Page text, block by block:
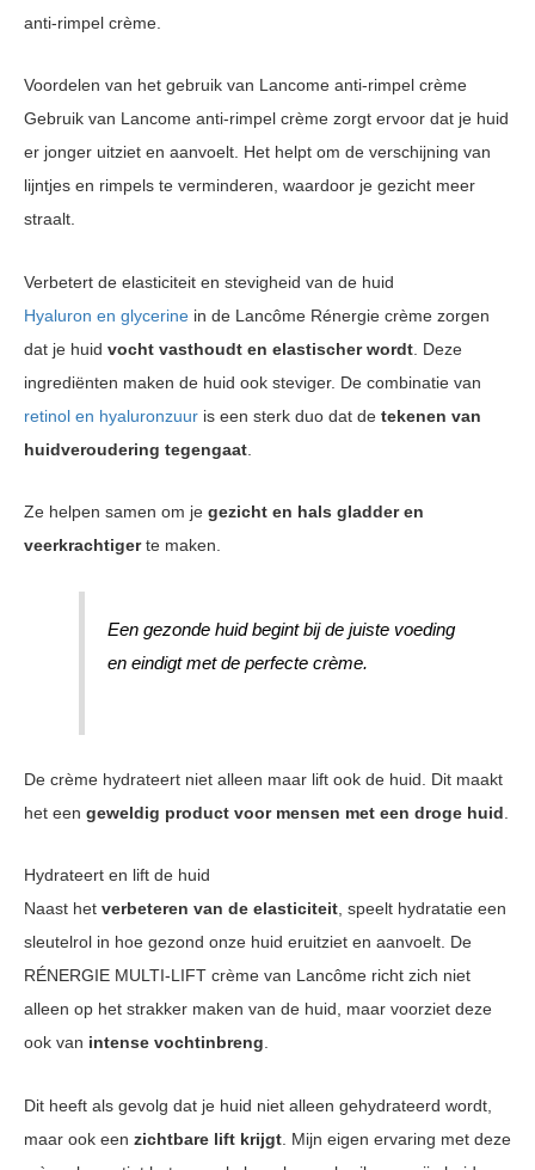
anti-rimpel crème.
Voordelen van het gebruik van Lancome anti-rimpel crème
Gebruik van Lancome anti-rimpel crème zorgt ervoor dat je huid
er jonger uitziet en aanvoelt. Het helpt om de verschijning van
lijntjes en rimpels te verminderen, waardoor je gezicht meer
straalt.
Verbetert de elasticiteit en stevigheid van de huid
Hyaluron en glycerine in de Lancôme Rénergie crème zorgen
dat je huid vocht vasthoudt en elastischer wordt . Deze
ingrediënten maken de huid ook steviger. De combinatie van
retinol en hyaluronzuur is een sterk duo dat de tekenen van
huidveroudering tegengaat
Ze helpen samen om je gezicht en hals gladder en
veerkrachtigerte maken.
Een gezonde huid begint bij de juiste voeding
en eindigt met de perfecte crème.
De crème hydrateert niet alleen maar lift ook de huid. Dit maakt
het een geweldig product voor mensen met een droge huid
Hydrateert en lift de huid
Naast het verbeteren van de elasticiteit, speelt hydratatie een
sleutelrol in hoe gezond onze huid eruitziet en aanvoelt. De
RÉNERGIE MULTI-LIFT crème van Lancôme richt zich niet
alleen op het strakker maken van de huid, maar voorziet deze
ook van intense vochtinbreng.
Dit heeft als gevolg dat je huid niet alleen gehydrateerd wordt,
maar ook een zichtbare lift krijgt . Mijn eigen ervaring met deze